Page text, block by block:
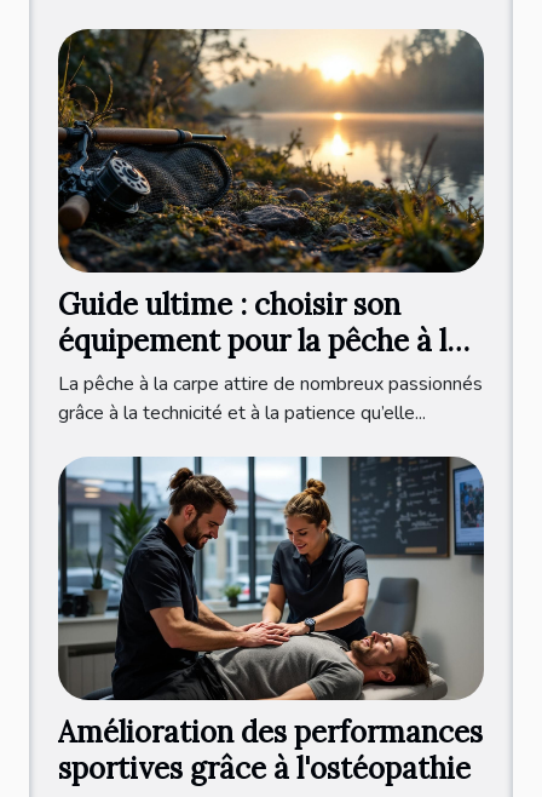
Guide ultime : choisir son
équipement pour la pêche à la
carpe ?
La pêche à la carpe attire de nombreux passionnés
grâce à la technicité et à la patience qu’elle...
Amélioration des performances
sportives grâce à l'ostéopathie